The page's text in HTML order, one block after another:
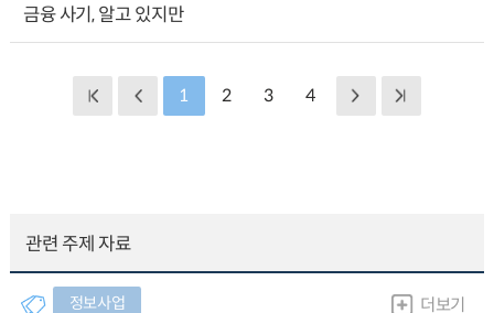
금융 사기, 알고 있지만
1 2 3 4
관련 주제 자료
정보사업 더보기